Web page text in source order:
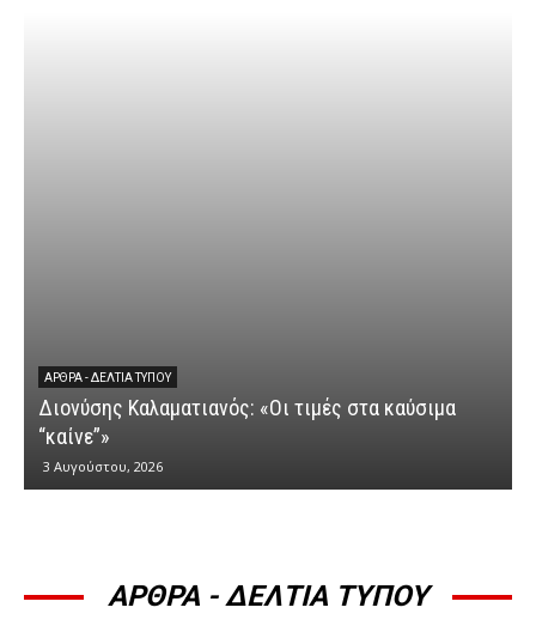
ΆΡΘΡΑ - ΔΕΛΤΊΑ ΤΎΠΟΥ
Διονύσης Καλαματιανός: «Οι τιμές στα καύσιμα
“καίνε”»
3 Αυγούστου, 2026
ΑΡΘΡΑ - ΔΕΛΤΙΑ ΤΥΠΟΥ
ΆΡΘΡΑ - ΔΕΛΤΊΑ ΤΎΠΟΥ